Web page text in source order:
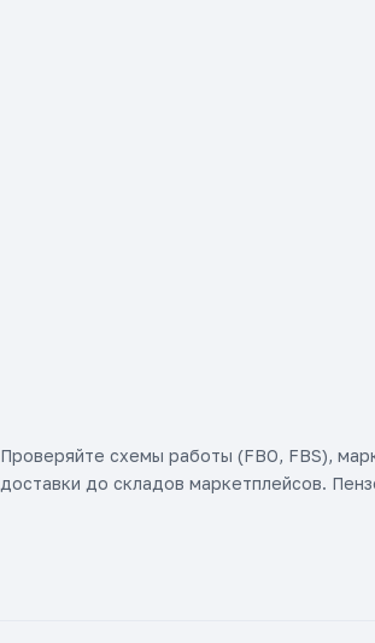
Проверяйте схемы работы (FBO, FBS),
доставки до складов маркетплейсов.